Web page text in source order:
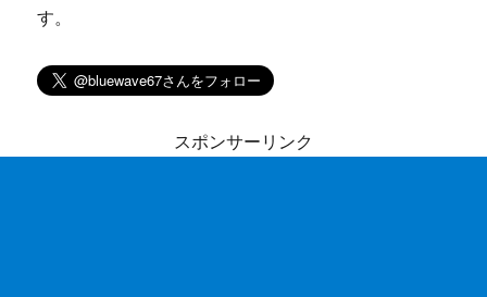
す。
スポンサーリンク